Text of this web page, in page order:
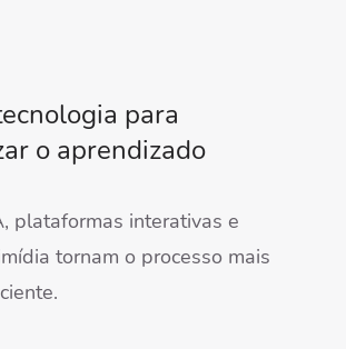
para
o aprendizado
plataformas interativas e
tornam o processo mais